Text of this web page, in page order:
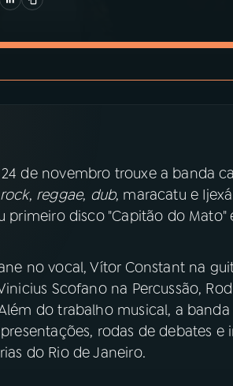
de novembro trouxe a banda
rock, reggae, dub, maracatu e
primeiro disco "Capitão do Mato"
no vocal, Vítor Constant na
Scofano na Percussão,
do trabalho musical, a
rodas de debates
do Rio de Janeiro.